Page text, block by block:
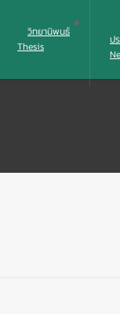
วิทยานิพนธ์
Thesis
ป